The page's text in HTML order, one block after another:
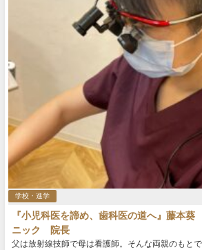
学校・進学
『小児科医を諦め、歯科医の道へ』藤本
ニック 院長
父は放射線技師で母は看護師。そんな両親のもと